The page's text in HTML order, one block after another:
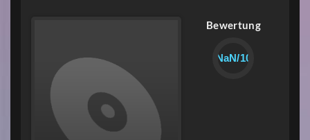
Bewertung
NaN/10